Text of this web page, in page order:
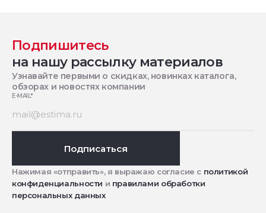
Подпишитесь
на нашу рассылку материалов
Узнавайте первыми о скидках, новинках каталога,
обзорах и новостях компании
E-MAIL*
Подписаться
Нажимая «отправить», я выражаю согласие с политикой
конфиденциальности и правилами обработки
персональных данных